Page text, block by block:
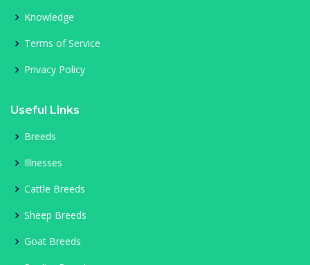
Knowledge
Terms of Service
Privacy Policy
Useful Links
Breeds
Illnesses
Cattle Breeds
Sheep Breeds
Goat Breeds